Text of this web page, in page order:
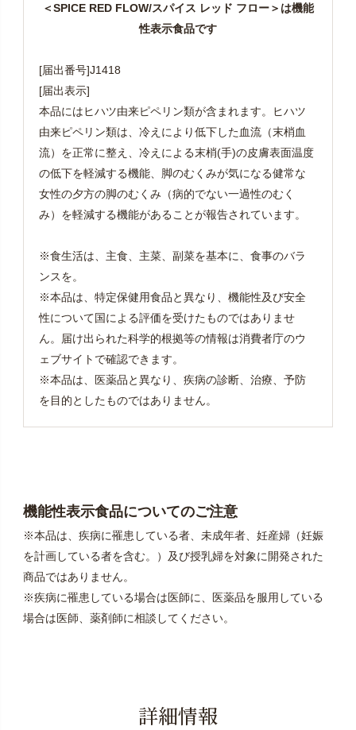
＜SPICE RED FLOW/スパイス レッド フロー＞は機能
性表示食品です
[届出番号]J1418
[届出表示]
本品にはヒハツ由来ピペリン類が含まれます。ヒハツ
由来ピペリン類は、冷えにより低下した血流（末梢血
流）を正常に整え、冷えによる末梢(手)の皮膚表面温度
の低下を軽減する機能、脚のむくみが気になる健常な
女性の夕方の脚のむくみ（病的でない一過性のむく
み）を軽減する機能があることが報告されています。
※食生活は、主食、主菜、副菜を基本に、食事のバラ
ンスを。
※本品は、特定保健用食品と異なり、機能性及び安全
性について国による評価を受けたものではありませ
ん。届け出られた科学的根拠等の情報は消費者庁のウ
ェブサイトで確認できます。
※本品は、医薬品と異なり、疾病の診断、治療、予防
を目的としたものではありません。
機能性表示食品についてのご注意
※本品は、疾病に罹患している者、未成年者、妊産婦（妊娠
を計画している者を含む。）及び授乳婦を対象に開発された
商品ではありません。
※疾病に罹患している場合は医師に、医薬品を服用している
場合は医師、薬剤師に相談してください。
詳細情報